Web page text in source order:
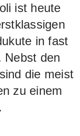
ist heute
in fast
Nebst den
die meist
zu einem